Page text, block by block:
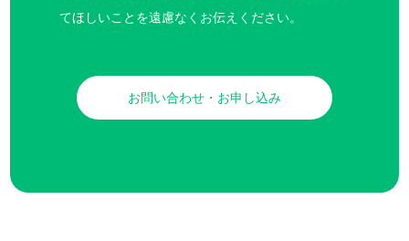
てほしいことを遠慮なくお伝えください。
お問い合わせ・お申し込み